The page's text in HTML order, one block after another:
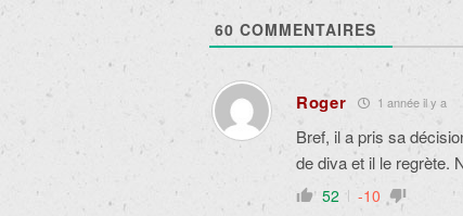
60 COMMENTAIRES
Roger 1 année il y a
Bref, il a pris sa
de diva et il le regrète.
52 -10